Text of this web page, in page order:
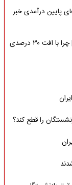
پایین درآمدی خبر
ماجرای جهش میلیونی قیمت گوشت ۴ هزار تومانی | چرا با افت ۳۰ درصدی
را قطع کند؟